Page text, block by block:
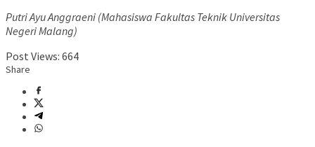
Putri Ayu Anggraeni (Mahasiswa Fakultas Teknik Universitas
Negeri Malang)
Post Views: 664
Share